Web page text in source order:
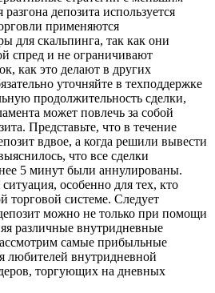
депозита используется
применяются
для скальпинга, так как они
спред и не ограничивают
как это делают в других
уточняйте в техподдержке
продолжительность сделки,
может повлечь за собой
Представьте, что в течение
вдвое, а когда решили вывести
что все сделки
5 минут были аннулированы.
особенно для тех, кто
торговой системе. Следует
можно не только при помощи
различные внутридневные
самые прибыльные
любителей внутридневной
торгующих на дневных